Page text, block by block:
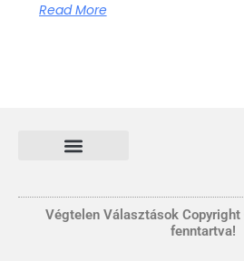
Read More
Végtelen Választások
fenntartva!